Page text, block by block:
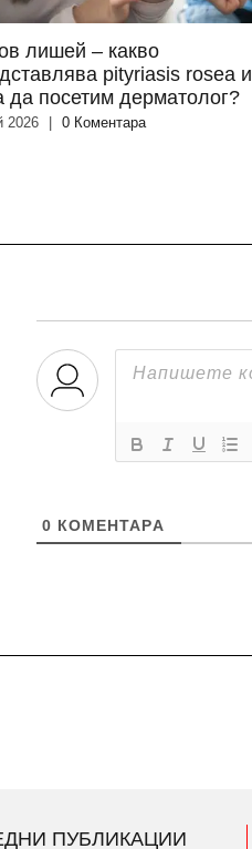
лишей – какво
pityriasis rosea и
да посетим дерматолог?
2026 0 Коментара
0 КОМЕНТАРA
ПУБЛИКАЦИИ